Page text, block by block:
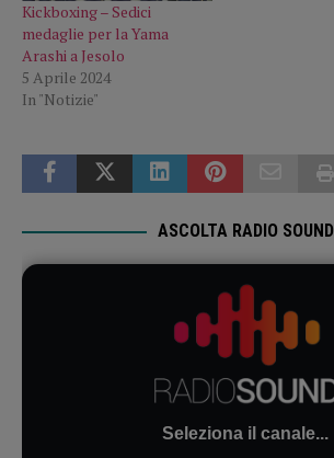
Kickboxing – Sedici
medaglie per la Yama
Arashi a Jesolo
5 Aprile 2024
In "Notizie"
ASCOLTA RADIO SOUND
Seleziona il canale...